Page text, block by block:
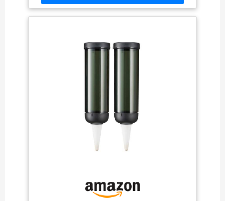
pliable en PVC très épais d’une capacité de 30 litres.
(7-14-21-28 jours d’autonomie), sélectionnables à l’aide
d’un pratique bouton. Bouton « start » pour départ